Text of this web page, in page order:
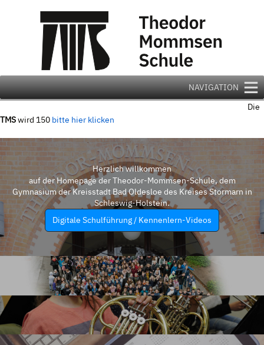
NAVIGATION
Die
TMSwird 150 bitte hier klicken
Herzlich willkommen
auf der Homepage der Theodor-Mommsen-Schule, dem
Gymnasium der Kreisstadt Bad Oldesloe des Kreises Stormarn in
Schleswig-Holstein.
Digitale Schulführung / Kennenlern-Videos